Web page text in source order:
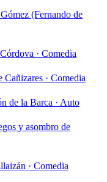
(Fernando de
· Comedia
Cañizares · Comedia
de la Barca · Auto
y asombro de
· Comedia